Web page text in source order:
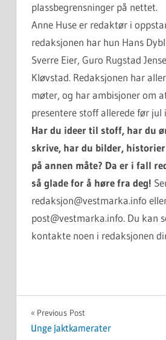
plassbegrensninger på nettet.
Anne Huse er redaktør i
redaksjonen har hun Hans
Sverre Eier, Guro Rugstad
Kløvstad. Redaksjonen har
møter, og har ambisjoner om
presentere stoff allerede før jul
Har du ideer til stoff, har du
skrive, har du bilder,
på annen måte? Da er i fall
så glade for å høre fra deg!
redaksjon@vestmarka.info
post@vestmarka.info. Du kan
kontakte noen i redaksjonen
UKATEGORISERT
Innleggsnavigasjon
Previous Post
Unge jaktkamerater